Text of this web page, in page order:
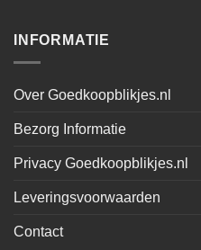
INFORMATIE
Over Goedkoopblikjes.nl
Bezorg Informatie
Privacy Goedkoopblikjes.nl
Leveringsvoorwaarden
Contact